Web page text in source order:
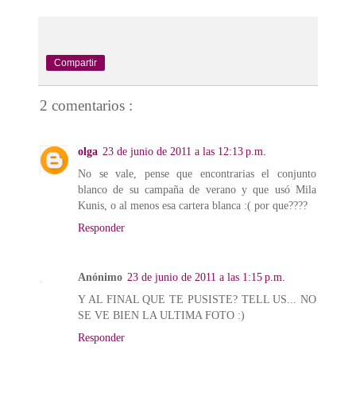
Compartir
2 comentarios :
olga 23 de junio de 2011 a las 12:13 p.m.
No se vale, pense que encontrarias el conjunto
blanco de su campaña de verano y que usó Mila
Kunis, o al menos esa cartera blanca :( por que????
Responder
Anónimo 23 de junio de 2011 a las 1:15 p.m.
Y AL FINAL QUE TE PUSISTE? TELL US... NO
SE VE BIEN LA ULTIMA FOTO :)
Responder